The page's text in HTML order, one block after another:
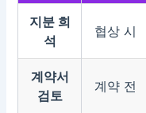
지분 희
석
협상 시
계약서
검토
계약 전